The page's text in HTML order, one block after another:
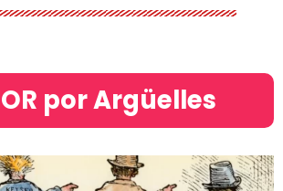
por Argüelles​